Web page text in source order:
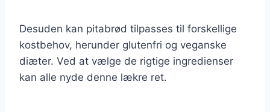
Desuden kan pitabrød tilpasses til forskellige
kostbehov, herunder glutenfri og veganske
diæter. Ved at vælge de rigtige ingredienser
kan alle nyde denne lækre ret.